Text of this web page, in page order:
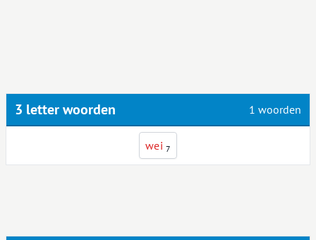
3 letter woorden 1 woorden
wei 7